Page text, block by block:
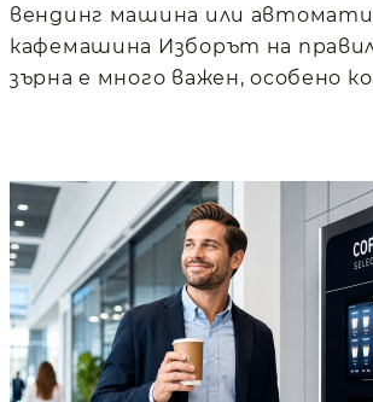
вендинг машина или
кафемашина Изборът на
зърна е много важен, особено